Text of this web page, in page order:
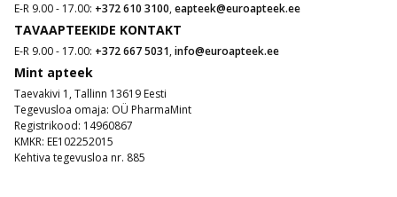
E-R 9.00 - 17.00: +372 610 3100,eapteek@euroapteek.ee
TAVAAPTEEKIDE KONTAKT
E-R 9.00 - 17.00: +372 667 5031,info@euroapteek.ee
Mint apteek
Taevakivi 1, Tallinn 13619 Eesti
Tegevusloa omaja: OÜ PharmaMint
Registrikood: 14960867
KMKR: EE102252015
Kehtiva tegevusloa nr. 885